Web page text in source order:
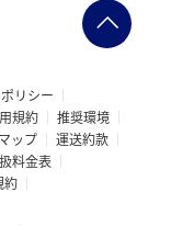
リシー
規約
推奨環境
ップ
運送約款
料金表
約